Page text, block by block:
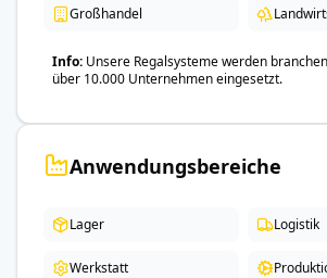
Großhandel
Info Unsere Regalsysteme werden
über 10.000 Unternehmen eingesetzt.
Anwendungsbereiche
Lager Logistik
Werkstatt